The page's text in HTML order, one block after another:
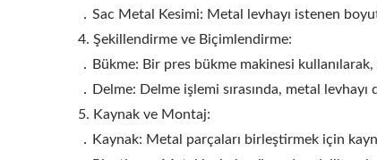
．Sac Metal Kesimi: Metal levhayı istenen
4. Şekillendirme ve Biçimlendirme:
．Bükme: Bir pres bükme makinesi
．Delme: Delme işlemi sırasında, metal
5. Kaynak ve Montaj:
．Kaynak: Metal parçaları birleştirmek için